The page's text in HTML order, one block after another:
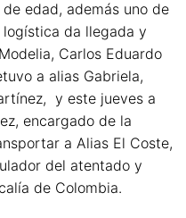
edad, además uno de
da llegada y
Carlos Eduardo
a alias Gabriela,
y este jueves a
encargado de la
a Alias El Coste,
del atentado y
de Colombia.